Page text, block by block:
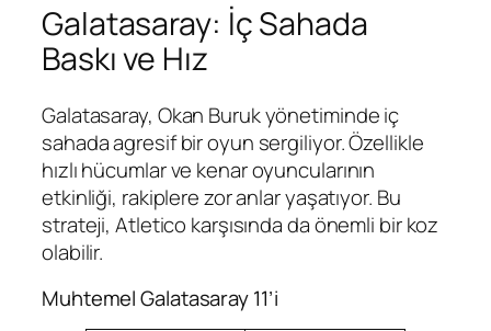
Galatasaray: İç Sahada
Baskı ve Hız
Galatasaray, Okan Buruk yönetiminde iç
sahada agresif bir oyun sergiliyor. Özellikle
hızlı hücumlar ve kenar oyuncularının
etkinliği, rakiplere zor anlar yaşatıyor. Bu
strateji, Atletico karşısında da önemli bir koz
olabilir.
Muhtemel Galatasaray 11’i